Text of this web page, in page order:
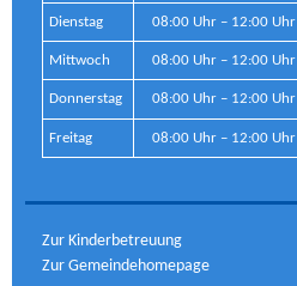
Dienstag 08:00 Uhr – 12:00 Uhr
Mittwoch 08:00 Uhr – 12:00 Uhr
Donnerstag 08:00 Uhr – 12:00 Uhr
Freitag 08:00 Uhr – 12:00 Uhr
Zur Kinderbetreuung
Zur Gemeindehomepage